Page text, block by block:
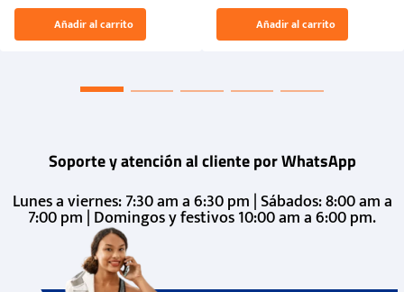
El Rugido del Sol Naciente:
“Primeros para la Et...
Añadir al carrito Añadir al carrito
Soporte y atención al cliente por WhatsApp
Lunes a viernes: 7:30 am a 6:30 pm | Sábados: 8:00 am a
7:00 pm | Domingos y festivos 10:00 am a 6:00 pm.